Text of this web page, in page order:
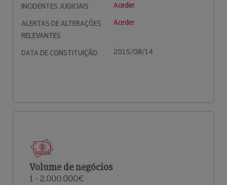
INCIDENTES JUDICIAIS
Aceder
ALERTAS DE ALTERAÇÕES
RELEVANTES
Aceder
DATA DE CONSTITUIÇÃO 2015/08/14
Volume de negócios
1 - 2.000.000€